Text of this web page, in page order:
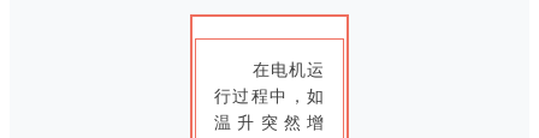
在电机运
行过程中，如
温升突然增